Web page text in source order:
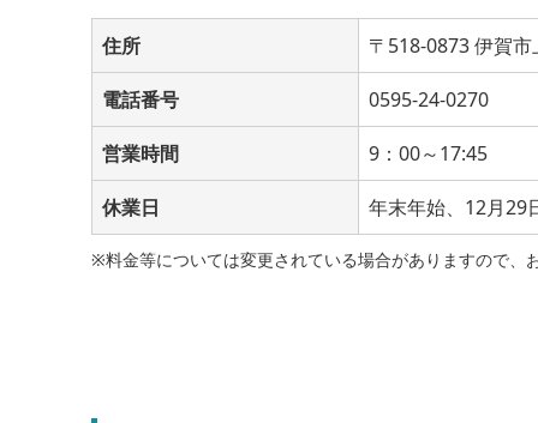
住所 〒518-0873 伊賀
電話番号 0595-24-0270
営業時間 9：00～17:45
休業日 年末年始、12月29
※料金等については変更されている場合がありますので、